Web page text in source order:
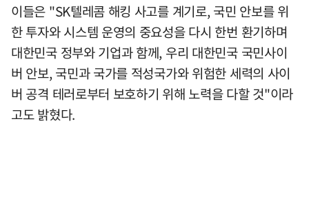
이들은 "SK텔레콤 해킹 사고를 계기로, 국민 안보를 위
한 투자와 시스템 운영의 중요성을 다시 한번 환기하며
대한민국 정부와 기업과 함께, 우리 대한민국 국민사이
버 안보, 국민과 국가를 적성국가와 위험한 세력의 사이
버 공격 테러로부터 보호하기 위해 노력을 다할 것"이라
고도 밝혔다.